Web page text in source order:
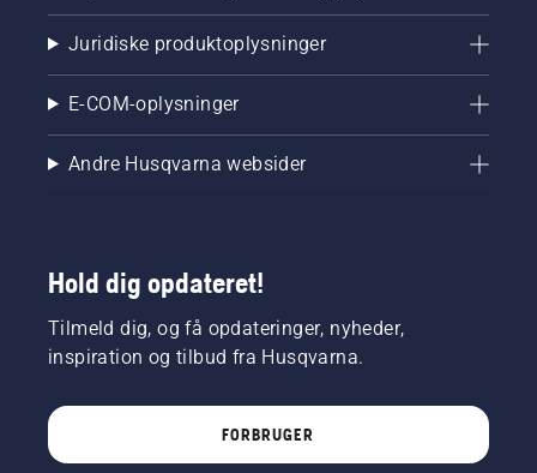
Juridiske produktoplysninger
E-COM-oplysninger
Andre Husqvarna websider
Hold dig opdateret!
Tilmeld dig, og få opdateringer, nyheder,
inspiration og tilbud fra Husqvarna.
FORBRUGER